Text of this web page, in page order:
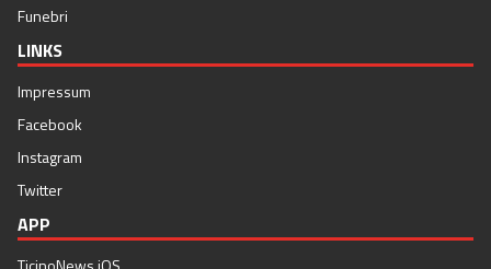
Funebri
LINKS
Impressum
Facebook
Instagram
Twitter
APP